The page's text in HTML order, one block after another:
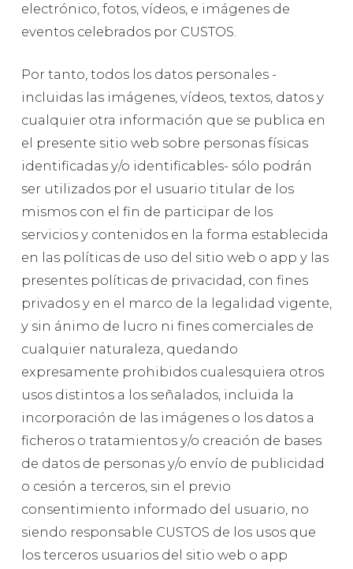
electrónico, fotos, vídeos, e imágenes de
eventos celebrados por CUSTOS.
Por tanto, todos los datos personales -
incluidas las imágenes, vídeos, textos, datos y
cualquier otra información que se publica en
el presente sitio web sobre personas físicas
identificadas y/o identificables- sólo podrán
ser utilizados por el usuario titular de los
mismos con el fin de participar de los
servicios y contenidos en la forma establecida
en las políticas de uso del sitio web o app y las
presentes políticas de privacidad, con fines
privados y en el marco de la legalidad vigente,
y sin ánimo de lucro ni fines comerciales de
cualquier naturaleza, quedando
expresamente prohibidos cualesquiera otros
usos distintos a los señalados, incluida la
incorporación de las imágenes o los datos a
ficheros o tratamientos y/o creación de bases
de datos de personas y/o envío de publicidad
o cesión a terceros, sin el previo
consentimiento informado del usuario, no
siendo responsable CUSTOS de los usos que
los terceros usuarios del sitio web o app